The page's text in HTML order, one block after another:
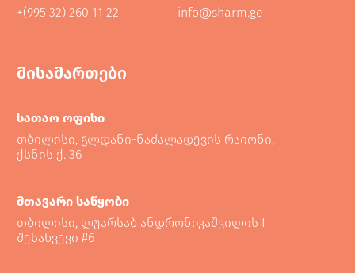
+(995 32) 260 11 22
info@sharm.ge
მისამართები
სათაო ოფისი
თბილისი, გლდანი-ნაძალადევის რაიონი,
ქსნის ქ. 36
მთავარი საწყობი
თბილისი, ლუარსაბ ანდრონიკაშვილის I
შესახვევი #6